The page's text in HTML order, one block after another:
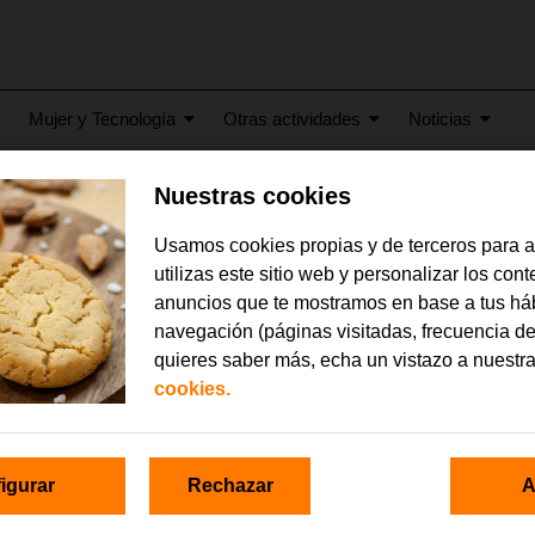
Mujer y Tecnología Otras actividades Noticias
Fundación
ha sido galardonada con el Premio Fundación Secretariado
por su apoyo firme para mejorar la empleabilidad de
alta vulnerabilidad a través de la formación digital, abriendo así
y personal.
y transformación digital, destinado tanto a mujeres como a
que trabajan con colectivos femeninos en riesgo de exclusión y baja
Nuestras cookies
Usamos cookies propias y de terceros para
utilizas este sitio web y personalizar los
anuncios que te mostramos en base a tus
navegación (páginas visitadas, frecuencia
quieres saber más, echa un vistazo a nuestra
cookies.
Rechazar